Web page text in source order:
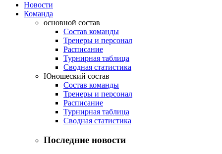
Новости
Команда
основной состав
Состав команды
Тренеры и персонал
Расписание
Турнирная таблица
Сводная статистика
Юношеский состав
Состав команды
Тренеры и персонал
Расписание
Турнирная таблица
Сводная статистика
Последние новости